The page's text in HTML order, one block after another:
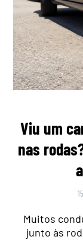
Viu um
nas
Muitos
junto às